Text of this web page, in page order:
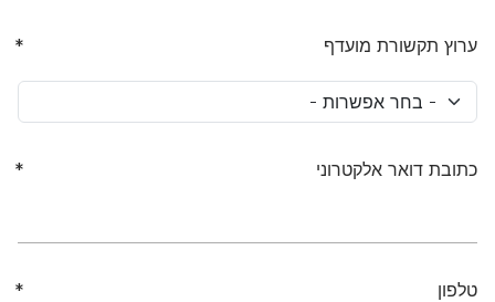
ערוץ תקשורת מועדף
כתובת דואר אלקטרוני
טלפון